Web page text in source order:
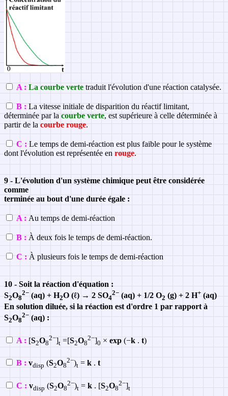
A : La courbe verte traduit l'évolution d'une réaction catalysée.
B : La vitesse initiale de disparition du réactif limitant,
déterminée par la courbe verte, est supérieure à celle déterminée à
partir de la courbe rouge.
C : Le temps de demi-réaction est plus faible pour le système
dont l'évolution est représentée en rouge.
9 - L'évolution d'un système chimique peut être considérée
comme
terminée au bout d'une durée égale :
A : Au temps de demi-réaction
B : À deux fois le temps de demi-réaction.
C : À plusieurs fois le temps de demi-réaction
10 - Soit la réaction d'équation :
S2O8
2− (aq) + H2O (ℓ) → 2 SO4
2− (aq) + 1/2 O2 (g) + 2 H+ (aq)
En solution diluée, si la réaction est d'ordre 1 par rapport à
S2O8
2− (aq) :
A : [S2O8
2−]t =[S2O8
2−]0 × exp (−k . t)
B : vdisp (S2O8
2−)t = k . t
C : vdisp (S2O8
2−)t = k . [S2O8
2−]t